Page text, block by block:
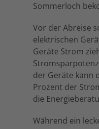
Sommerloch
Vor der Abreise
elektrischen
Geräte Strom
der Geräte kann
Prozent der
die
Während ein